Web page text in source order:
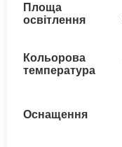
Площа
освітлення
Кольорова
температура
Оснащення